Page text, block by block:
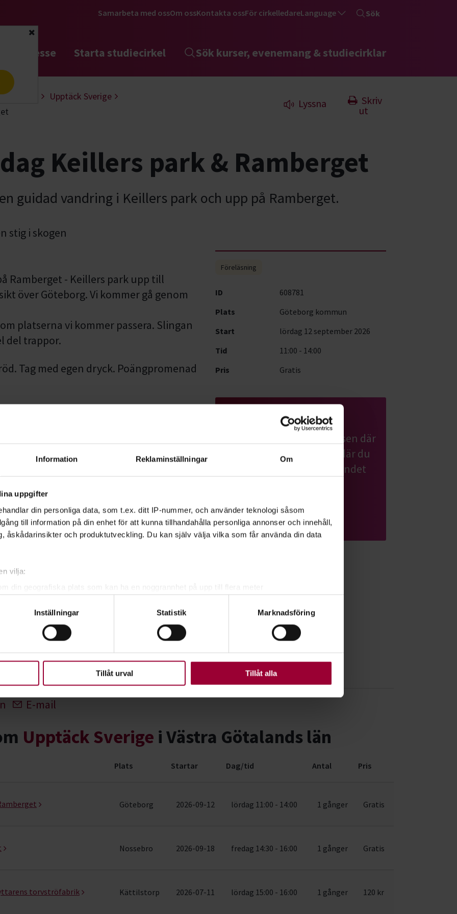
Information Reklaminställningar Om
uppgifter
din personliga data, som t.ex. ditt IP-nummer, och använder teknologi såsom
till information på din enhet för att kunna tillhandahålla personliga annonser och innehåll,
åskådarinsikter och produktutveckling. Du kan själv välja vilka som får använda din data
vilja:
din geografiska plats som kan ha en noggrannhet på upp till flera meter
uppgifter behandlas och ställ in dina preferenser i
detaljsektionen . Du kan ändra
när som helst från cookie-förklaringen.
som möjligt använder vi kakor (cookies) på vår webbplats. Vissa kakor är
Inställningar Statistik Marknadsföring
Tillåt urval Tillåt alla
Stäng
Samarbeta med ossOm ossKontakta ossFör cirkelledareLanguage Sök
intresse Starta studiecirkel Sök kurser, evenemang & studiecirklar
fundera
Upptäck Sverige
Lyssna
Skriv
ut
Keillers park & Ramberget
guidad vandring i Keillers park och upp på Ramberget.
Ramberget - Keillers park upp till
över Göteborg. Vi kommer gå genom
platserna vi kommer passera. Slingan
del trappor.
Tag med egen dryck. Poängpromenad
Ingeli Andreasson, mobil 0730-
0733-562210
med Studiefrämjandet Väst
Natur
Föreläsning
ID
608781
Plats
Göteborg kommun
Start
lördag 12 september 2026
Tid
11:00 - 14:00
Pris
Gratis
Upptäck Sverige
Hitta historierna om platsen där
du bor, eller landskapet där du
föddes. Hos Studiefrämjandet
Läs mer om ämnet
E-mail
Upptäck Sverige i Västra Götalands län
Plats Startar Dag/tid Antal Pris
Göteborg 2026-09-12 lördag 11:00 - 14:00 1 gånger Gratis
Nossebro 2026-09-18 fredag 14:30 - 16:00 1 gånger Gratis
torvströfabrik Kättilstorp 2026-07-11 lördag 15:00 - 16:00 1 gånger 120 kr